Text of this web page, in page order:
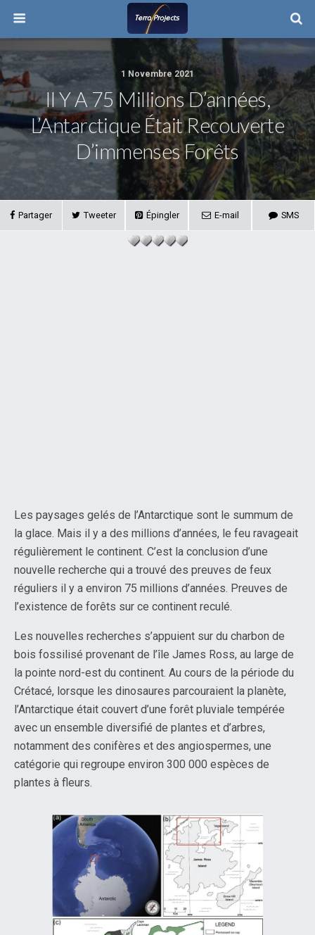
1 Novembre 2021
Il Y A 75 Millions D’années,
L’Antarctique Était Recouverte
D’immenses Forêts
Partager Tweeter Épingler E-mail SMS
Les paysages gelés de l’Antarctique sont le summum de
la glace. Mais il y a des millions d’années, le feu ravageait
régulièrement le continent. C’est la conclusion d’une
nouvelle recherche qui a trouvé des preuves de feux
réguliers il y a environ 75 millions d’années. Preuves de
l’existence de forêts sur ce continent reculé.
Les nouvelles recherches s’appuient sur du charbon de
bois fossilisé provenant de l’île James Ross, au large de
la pointe nord-est du continent. Au cours de la période du
Crétacé, lorsque les dinosaures parcouraient la planète,
l’Antarctique était couvert d’une forêt pluviale tempérée
avec un ensemble diversifié de plantes et d’arbres,
notamment des conifères et des angiospermes, une
catégorie qui regroupe environ 300 000 espèces de
plantes à fleurs.